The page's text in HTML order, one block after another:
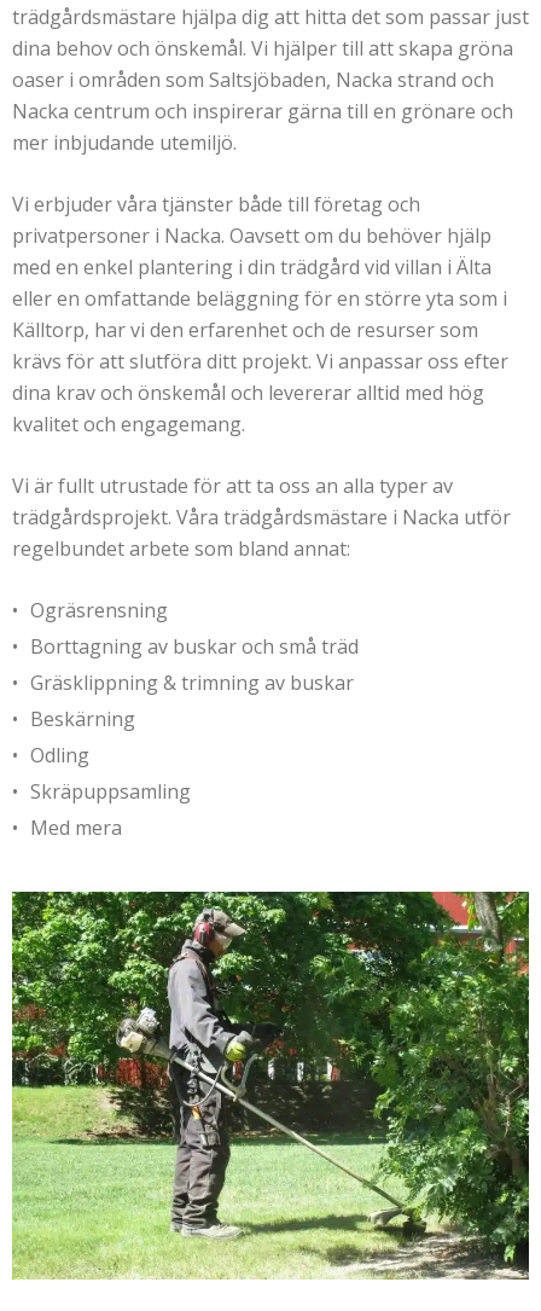
trädgårdsmästare hjälpa dig att hitta det som passar just
dina behov och önskemål. Vi hjälper till att skapa gröna
oaser i områden som Saltsjöbaden, Nacka strand och
Nacka centrum och inspirerar gärna till en grönare och
mer inbjudande utemiljö.
Vi erbjuder våra tjänster både till företag och
privatpersoner i Nacka. Oavsett om du behöver hjälp
med en enkel plantering i din trädgård vid villan i Älta
eller en omfattande beläggning för en större yta som i
Källtorp, har vi den erfarenhet och de resurser som
krävs för att slutföra ditt projekt. Vi anpassar oss efter
dina krav och önskemål och levererar alltid med hög
kvalitet och engagemang.
Vi är fullt utrustade för att ta oss an alla typer av
trädgårdsprojekt. Våra trädgårdsmästare i Nacka utför
regelbundet arbete som bland annat:
Ogräsrensning
Borttagning av buskar och små träd
Gräsklippning & trimning av buskar
Beskärning
Odling
Skräpuppsamling
Med mera